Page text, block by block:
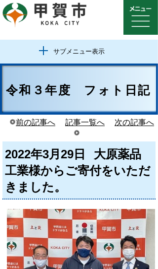
サブメニュー表示
令和３年度 フォト日記
前の記事へ 記事一覧へ 次の記事へ
2022年3月29日
大原薬品
工業様からご寄付をいただ
きました。